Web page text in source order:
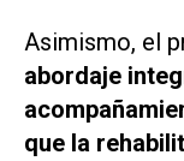
Asimismo, el
abordaje
que la